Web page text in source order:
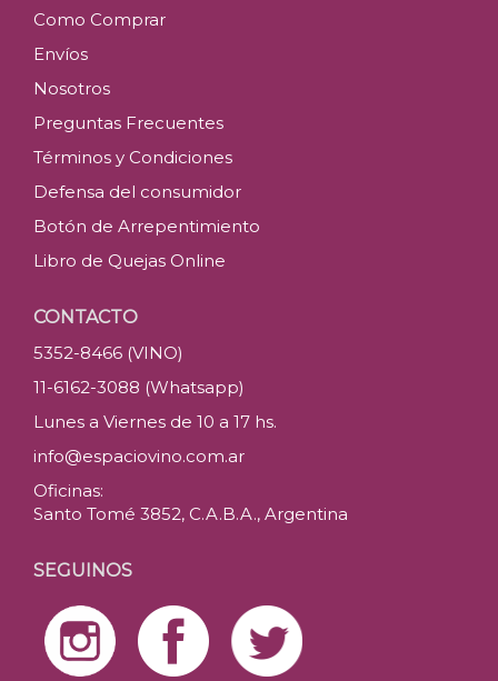
Como Comprar
Envíos
Nosotros
Preguntas Frecuentes
Términos y Condiciones
Defensa del consumidor
Botón de Arrepentimiento
Libro de Quejas Online
CONTACTO
5352-8466 (VINO)
11-6162-3088 (Whatsapp)
Lunes a Viernes de 10 a 17 hs.
info@espaciovino.com.ar
Oficinas:
Santo Tomé 3852, C.A.B.A., Argentina
SEGUINOS